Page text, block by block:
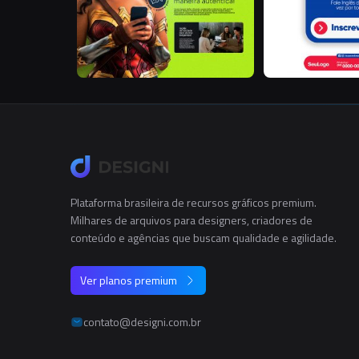
Plataforma brasileira de recursos gráficos premium.
Milhares de arquivos para designers, criadores de
conteúdo e agências que buscam qualidade e agilidade.
Ver planos premium
contato@designi.com.br